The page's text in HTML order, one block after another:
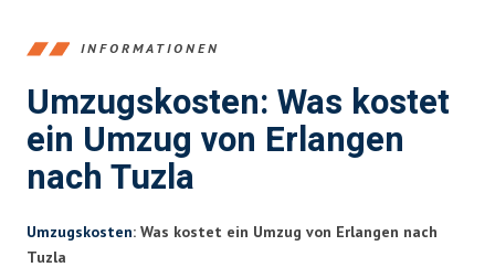
INFORMATIONEN
Umzugskosten: Was kostet
ein Umzug von Erlangen
nach Tuzla
Umzugskosten: Was kostet ein Umzug von Erlangen nach
Tuzla